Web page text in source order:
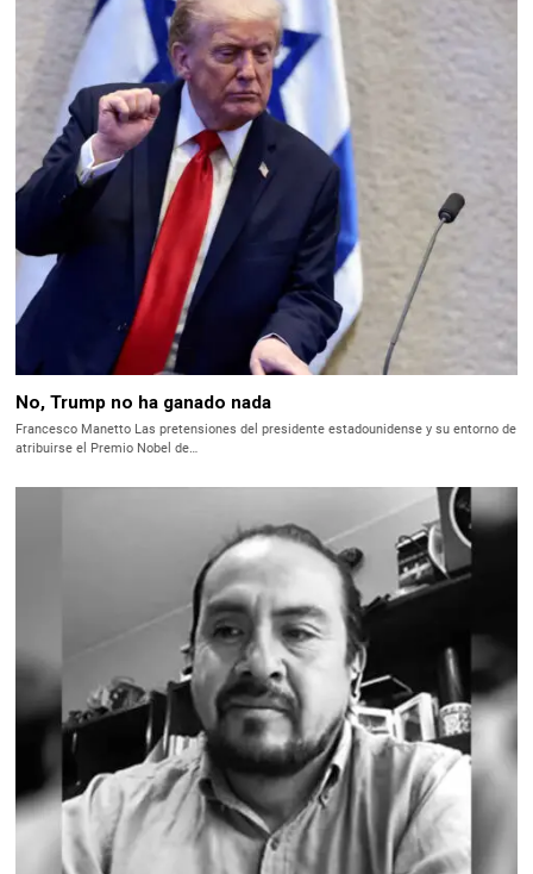
No, Trump no ha ganado nada
Francesco Manetto Las pretensiones del presidente estadounidense y su entorno de
atribuirse el Premio Nobel de…